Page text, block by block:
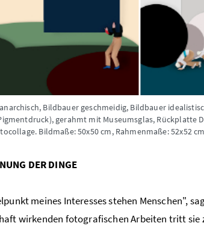
Bildbauer geschmeidig, Bildbauer
gerahmt mit Museumsglas, Rückplatte
Bildmaße: 50x50 cm, Rahmenmaße: 52x52
DER DINGE
meines Interesses stehen Menschen",
wirkenden fotografischen Arbeiten tritt sie